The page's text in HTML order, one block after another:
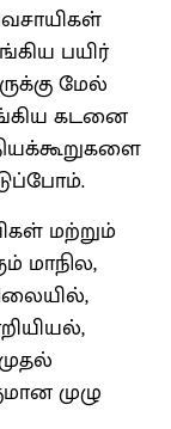
பயிர்
மேல்
கடனை
மற்றும்
மாநில,
முழு